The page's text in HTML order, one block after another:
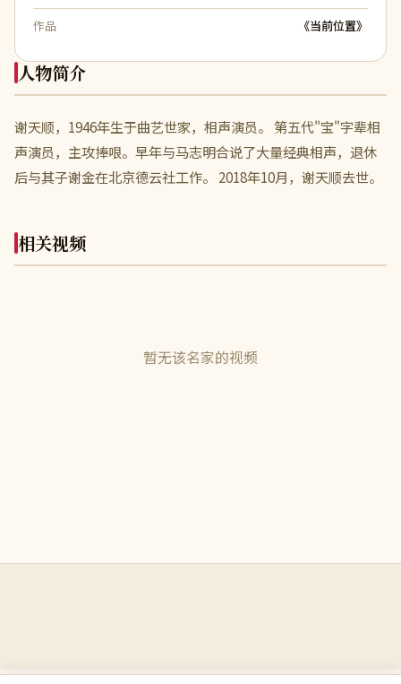
作品 《当前位置》
人物简介
谢天顺，1946年生于曲艺世家，相声演员。 第五代"宝"字辈相
声演员，主攻捧哏。早年与马志明合说了大量经典相声，退休
后与其子谢金在北京德云社工作。 2018年10月，谢天顺去世。
相关视频
暂无该名家的视频